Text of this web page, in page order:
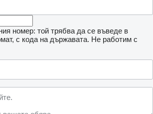
номер: той трябва да се въведе в
с кода на държавата. Не работим с